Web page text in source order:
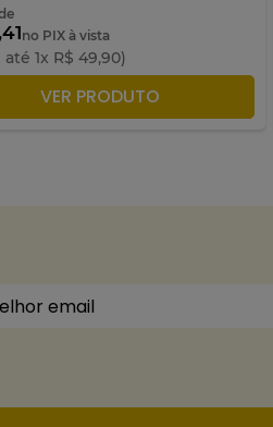
no PIX à vista
até 1x R$ 49,90)
ADICIONAR À SACOLA
VER PRODUTO